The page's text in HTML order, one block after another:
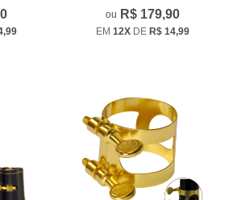
R$ 179,90
EM 12X DE R$ 14,99